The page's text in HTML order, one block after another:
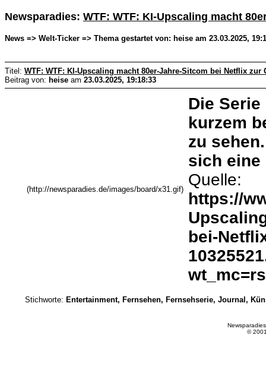
Newsparadies: WTF: WTF: KI-Upscaling macht
News => Welt-Ticker => Thema gestartet von: heise am 23.03.2025,
Titel: WTF: WTF: KI-Upscaling macht 80er-Jahre-Sitcom bei Netflix zur
Beitrag von: heise am 23.03.2025, 19:18:33
(http://newsparadies.de/images/board/x31.gif)
Die
kurzem
zu
sich eine
Quelle:
https://
bei-
Stichworte: Entertainment, Fernsehen, Fernsehserie, Journal,
©